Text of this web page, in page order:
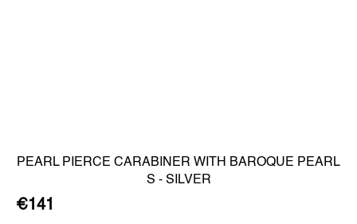
PEARL PIERCE CARABINER WITH BAROQUE PEARL
S - SILVER
€141